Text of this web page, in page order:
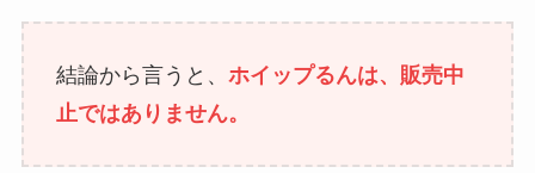
結論から言うと、 ホイップるんは、販売中
止ではありません。